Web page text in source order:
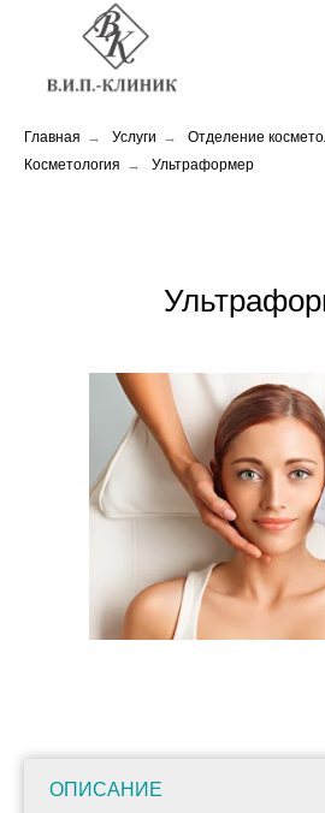
Главная → Услуги → Отделение
Косметология → Ультраформер